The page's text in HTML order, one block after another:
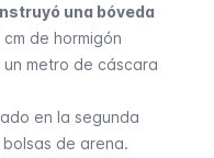
una bóveda
de hormigón
metro de cáscara
en la segunda
de arena.